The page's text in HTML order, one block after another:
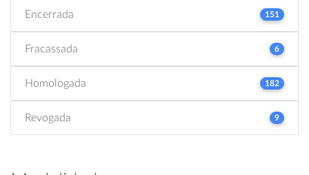
Encerrada 151
Fracassada 6
Homologada 182
Revogada 9